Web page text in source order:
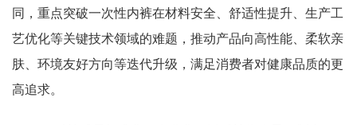
同，重点突破一次性内裤在材料安全、舒适性提升、生产工
艺优化等关键技术领域的难题，推动产品向高性能、柔软亲
肤、环境友好方向等迭代升级，满足消费者对健康品质的更
高追求。